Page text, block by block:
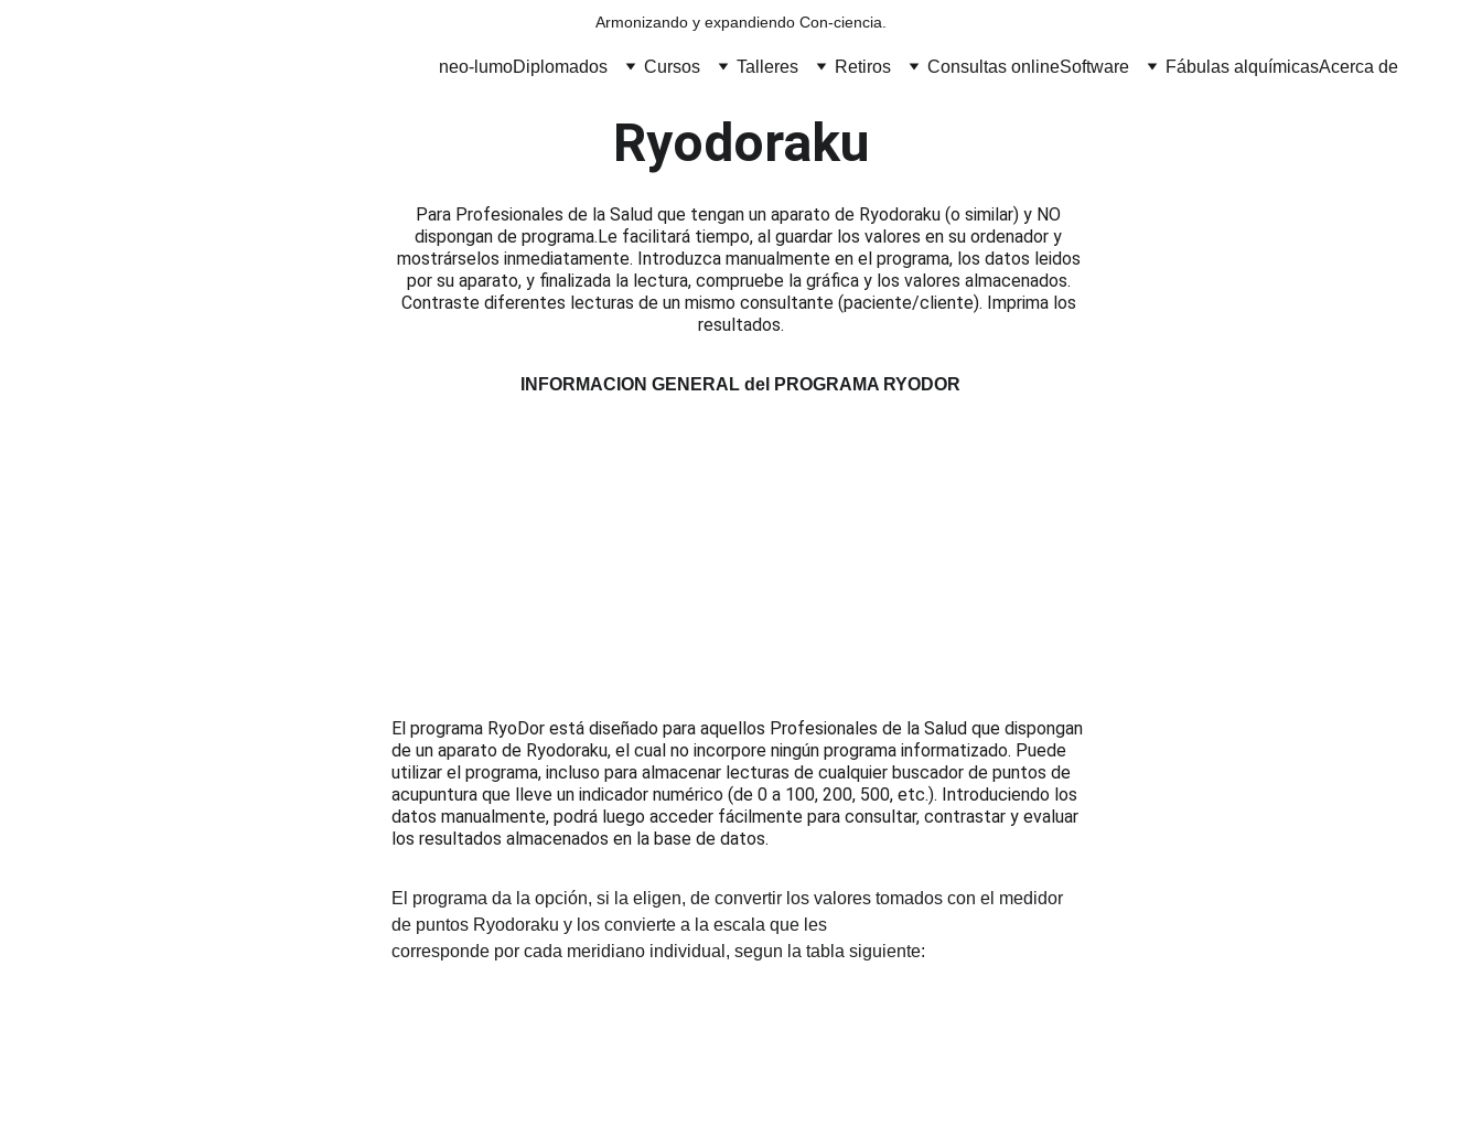
Armonizando y expandiendo Con-ciencia.
neo-lumoDiplomados Cursos Talleres Retiros Consultas onlineSoftware Fábulas alquímicasAcerca de
Ryodoraku
Para Profesionales de la Salud que tengan un aparato de Ryodoraku (o similar) y NO
dispongan de programa.Le facilitará tiempo, al guardar los valores en su ordenador y
mostrárselos inmediatamente. Introduzca manualmente en el programa, los datos leidos
por su aparato, y finalizada la lectura, compruebe la gráfica y los valores almacenados.
Contraste diferentes lecturas de un mismo consultante (paciente/cliente). Imprima los
resultados.
INFORMACION GENERAL del PROGRAMA RYODOR
El programa RyoDor está diseñado para aquellos Profesionales de la Salud que dispongan
de un aparato de Ryodoraku, el cual no incorpore ningún programa informatizado. Puede
utilizar el programa, incluso para almacenar lecturas de cualquier buscador de puntos de
acupuntura que lleve un indicador numérico (de 0 a 100, 200, 500, etc.). Introduciendo los
datos manualmente, podrá luego acceder fácilmente para consultar, contrastar y evaluar
los resultados almacenados en la base de datos.
El programa da la opción, si la eligen, de convertir los valores tomados con el medidor
de puntos Ryodoraku y los convierte a la escala que les
corresponde por cada meridiano individual, segun la tabla siguiente: